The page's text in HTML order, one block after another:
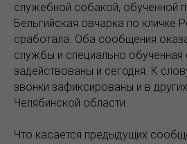
служебной собакой, обученной
Бельгийская овчарка по кличке
сработала. Оба сообщения
службы и специально
задействованы и сегодня. К
звонки зафиксированы и в
Челябинской области.
Что касается предыдущих